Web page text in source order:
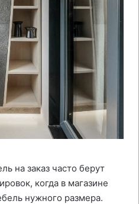
на заказ часто берут
когда в магазине
нужного размера.